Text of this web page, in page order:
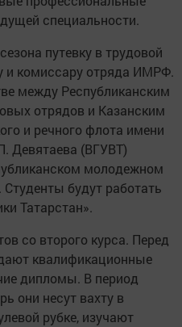
специальности.
путевку в трудовой
и комиссару отряда ИМРФ.
между Республиканским
отрядов и Казанским
и речного флота имени
Девятаева (ВГУВТ)
молодежном
будут работать
Татарстан».
со второго курса. Перед
квалификационные
дипломы. В период
они несут вахту в
рубке, изучают